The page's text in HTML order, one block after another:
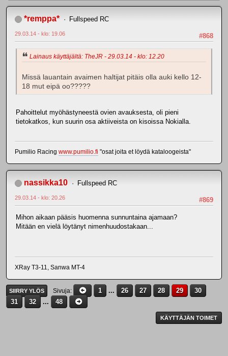
*remppa* Fullspeed RC
#868
29.03.14 - klo: 19.06
Lainaus käyttäjältä: TheJR - 29.03.14 - klo: 12.20
Missä lauantain avaimen haltijat pitäis olla auki kello 12-
18 mut eipä oo?????
Pahoittelut myöhästyneestä ovien avauksesta, oli pieni
tietokatkos, kun suurin osa aktiiveista on kisoissa Nokialla.
Pumilio Racing www.pumilio.fi "osat joita et löydä kataloogeista"
nassikka10 Fullspeed RC
#869
29.03.14 - klo: 20.26
Mihon aikaan pääsis huomenna sunnuntaina ajamaan?
Mitään en vielä löytänyt nimenhuudostakaan...
XRay T3-11, Sanwa MT-4
SIIRRY YLÖS Sivuja 1 ... 26 27 28 29
30
31
32 ... 48
KÄYTTÄJÄN TOIMET